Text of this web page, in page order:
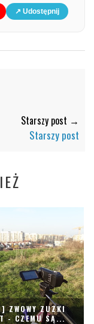
↗ Udostępnij
Starszy post →
Starszy post
ZWOWY ZUZKI
- CZEMU SĄ...